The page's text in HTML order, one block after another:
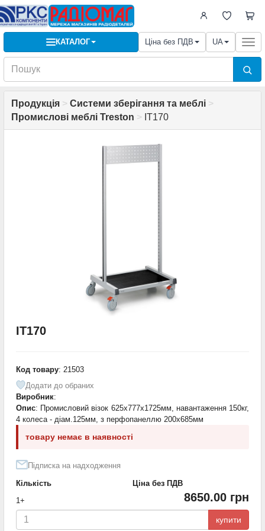
КАТАЛОГ Ціна без ПДВ UA
Продукція > Системи зберігання та меблі >
Промислові меблі Treston > IT170
IT170
Код товару: 21503
Додати до обраних
Виробник:
Опис: Промисловий візок 625х777х1725мм, навантаження 150кг,
4 колеса - діам.125мм, з перфопанеллю 200х685мм
товару немає в наявності
Підписка на надходження
Кількість
Ціна без ПДВ
1+
8650.00 грн
купити